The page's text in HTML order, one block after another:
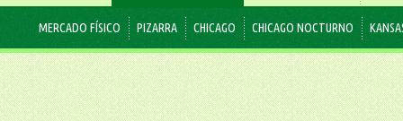
MERCADO FÍSICO PIZARRA CHICAGO CHICAGO NOCTURNO